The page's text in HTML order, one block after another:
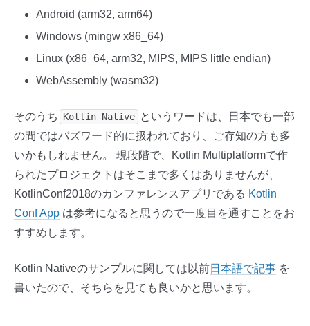
Android (arm32, arm64)
Windows (mingw x86_64)
Linux (x86_64, arm32, MIPS, MIPS little endian)
WebAssembly (wasm32)
そのうち Kotlin Native というワードは、日本でも一部
の間ではバズワード的に扱われており、ご存知の方も多
いかもしれません。 現段階で、Kotlin Multiplatformで作
られたプロジェクトはそこまで多くはありませんが、
KotlinConf2018のカンファレンスアプリである Kotlin
Conf App は参考になると思うので一度目を通すことをお
すすめします。
Kotlin Nativeのサンプルに関しては以前日本語で記事 を
書いたので、そちらを見ても良いかと思います。